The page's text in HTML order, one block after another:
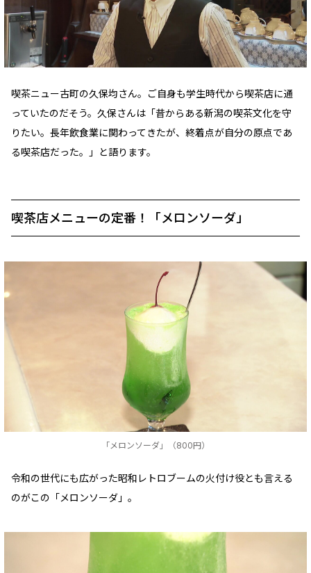
喫茶ニュー古町の久保均さん。ご自身も学生時代から喫茶店に通
っていたのだそう。久保さんは「昔からある新潟の喫茶文化を守
りたい。長年飲食業に関わってきたが、終着点が自分の原点であ
る喫茶店だった。」と語ります。
喫茶店メニューの定番！「メロンソーダ」
「メロンソーダ」（800円）
令和の世代にも広がった昭和レトロブームの火付け役とも言える
のがこの「メロンソーダ」。